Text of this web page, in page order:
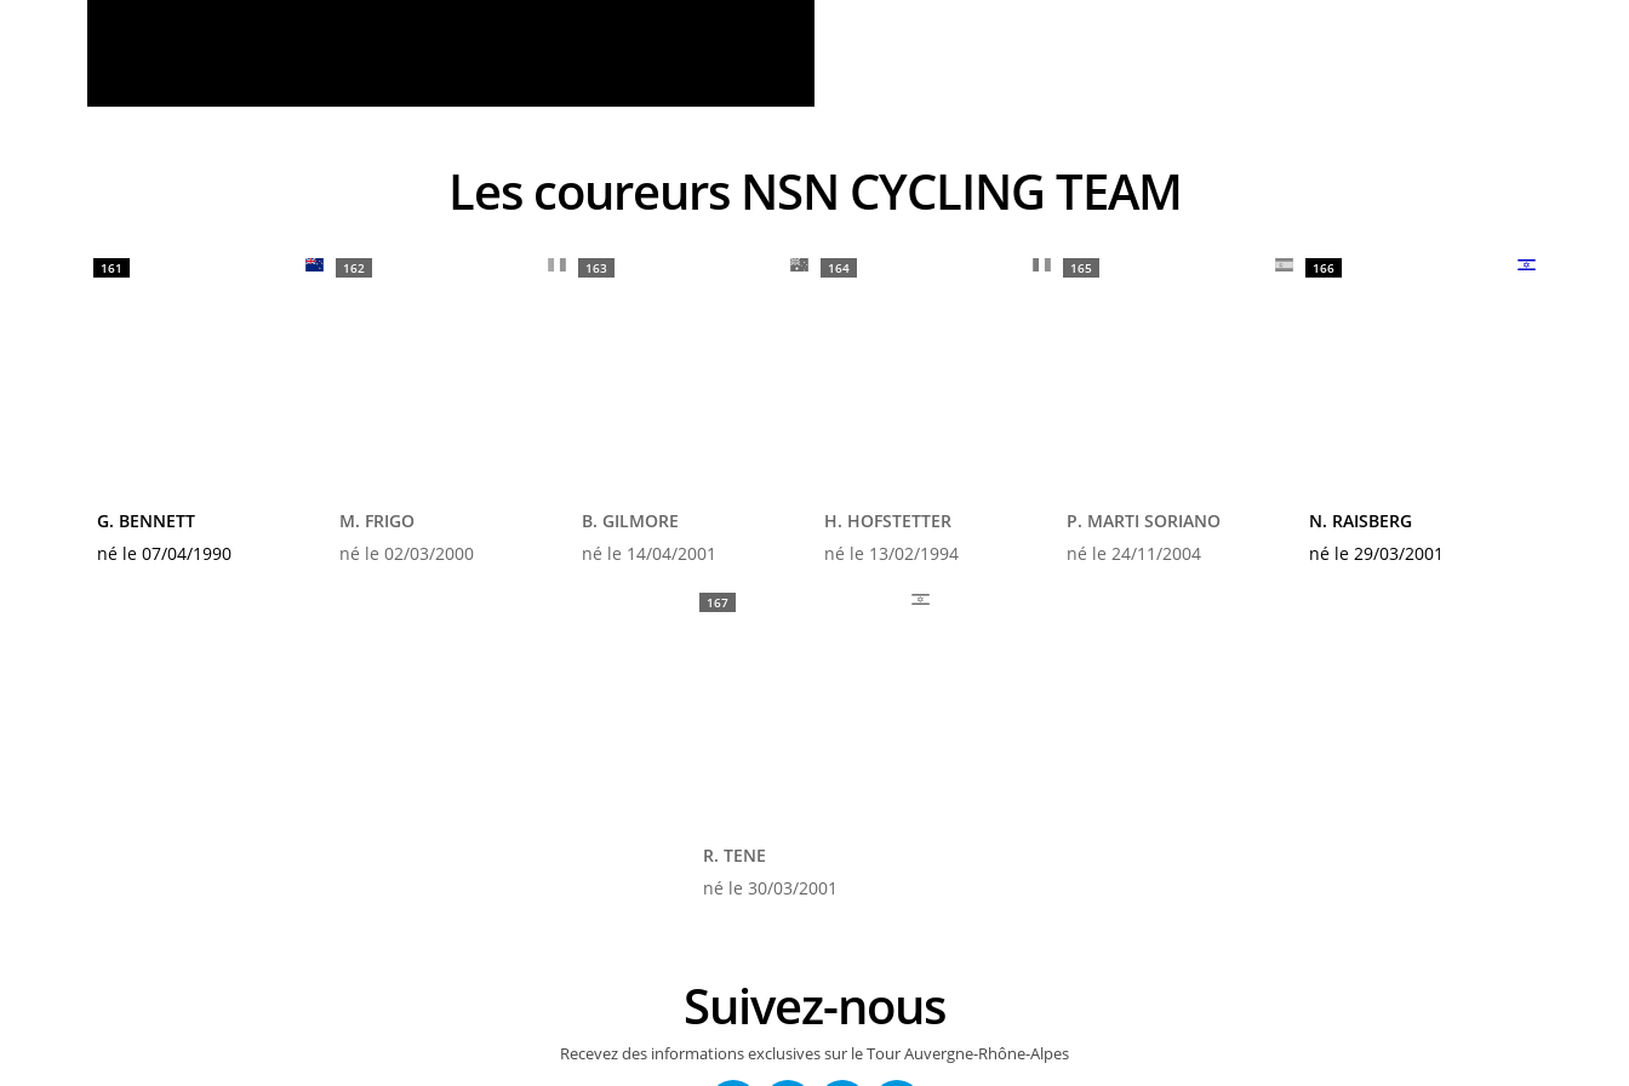
Les coureurs NSN CYCLING TEAM
161
G. BENNETT
né le 07/04/1990
162
M. FRIGO
né le 02/03/2000
163
B. GILMORE
né le 14/04/2001
164
H. HOFSTETTER
né le 13/02/1994
165
P. MARTI SORIANO
né le 24/11/2004
166
N. RAISBERG
né le 29/03/2001
167
R. TENE
né le 30/03/2001
Suivez-nous
Recevez des informations exclusives sur le Tour Auvergne-Rhône-Alpes